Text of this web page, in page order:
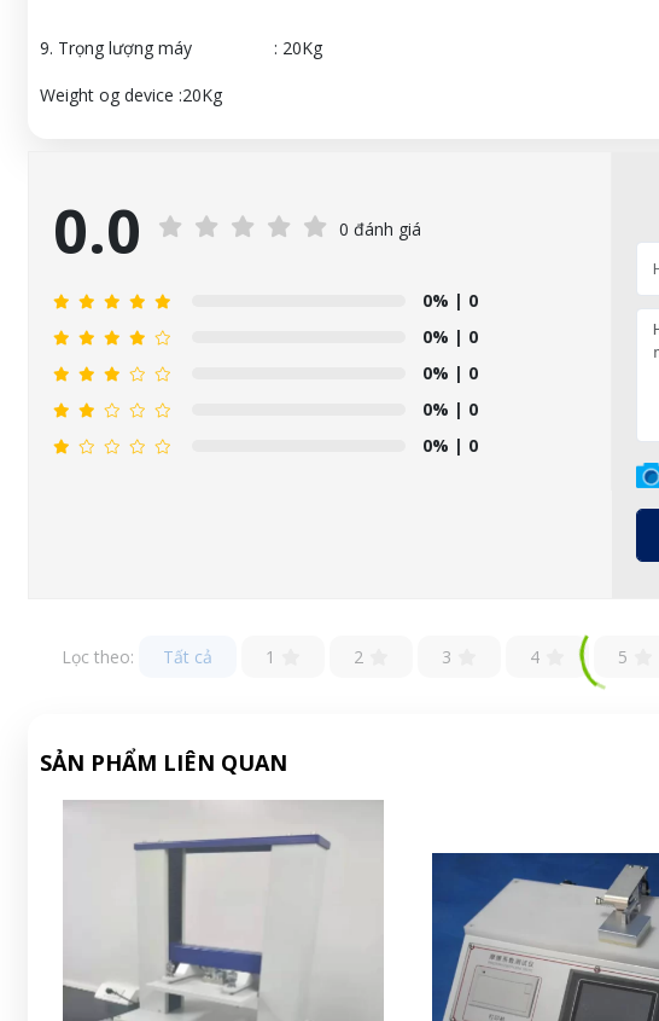
9. Trọng lượng máy : 20Kg
Weight og device :20Kg
0.0 0 đánh giá
0% | 0
0% | 0
0% | 0
0% | 0
0% | 0
Lọc theo: Tất cả 1 2 3 4 5
SẢN PHẨM LIÊN QUAN